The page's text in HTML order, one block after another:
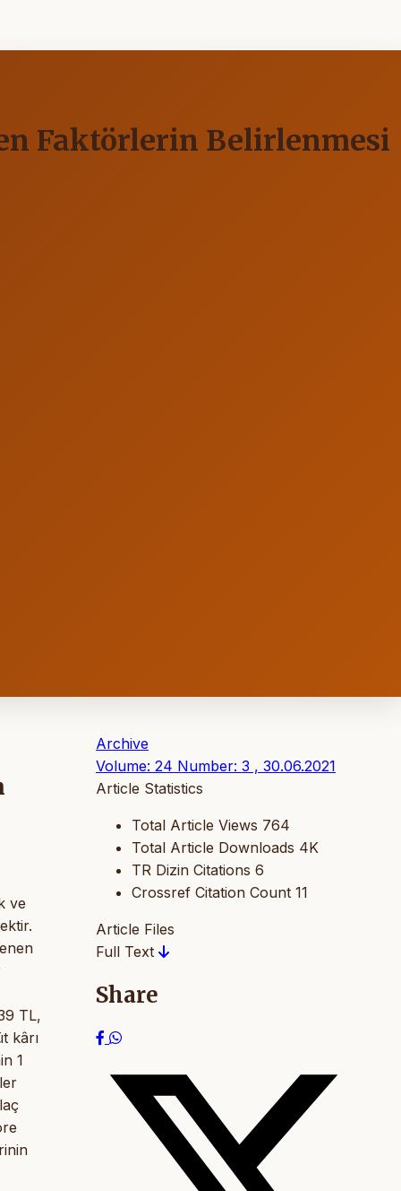
Faktörlerin Belirlenmesi
ve
TL,
kârı
1
Archive
Volume: 24 Number: 3 , 30.06.2021
Article Statistics
Total Article Views 764
Total Article Downloads 4K
TR Dizin Citations 6
Crossref Citation Count 11
Article Files
Full Text
Share